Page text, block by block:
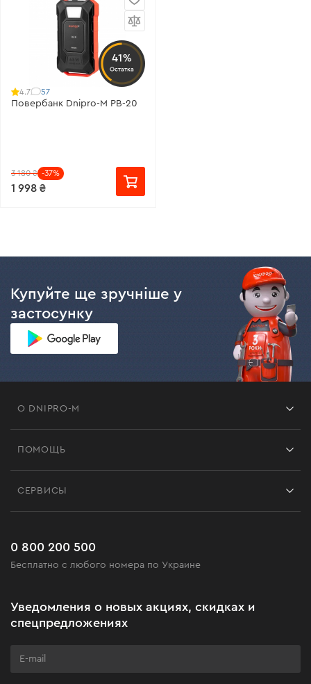
41%
Остатка
4.7 57
Повербанк Dnipro-M PB-20
3 180 ₴ -37%
1 998 ₴
Купуйте ще зручніше у
застосунку
О DNIPRO-M
Черная пятница
Клуб мастерства
ПОМОЩЬ
Часто задаваемые вопросы
СЕРВИСЫ
0 800 200 500
Бесплатно с любого номера по Украине
Уведомления о новых акциях, скидках и
спецпредложениях